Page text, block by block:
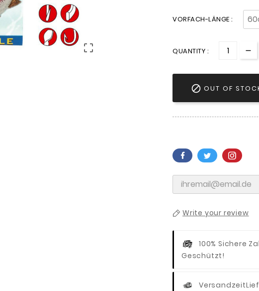

VORFACH-LÄNGE :
QUANTITY :
 OUT OF
Write your review
100% Sichere
Geschützt!
Versandzeit